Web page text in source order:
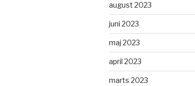
august 2023
juni 2023
maj 2023
april 2023
marts 2023